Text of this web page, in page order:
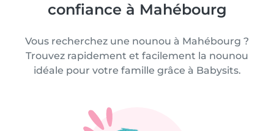
confiance à Mahébourg
Vous recherchez une nounou à Mahébourg ?
Trouvez rapidement et facilement la nounou
idéale pour votre famille grâce à Babysits.